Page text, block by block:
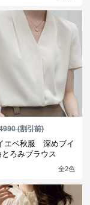
(割引前)
エベ秋服 深めブイ
ろみブラウス
全2色